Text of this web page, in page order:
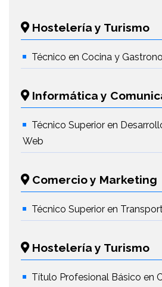
Hostelería y Turismo
Técnico en Cocina y
Informática y
Técnico Superior en
Web
Comercio y Marketing
Técnico Superior en
Hostelería y Turismo
Título Profesional Básico en